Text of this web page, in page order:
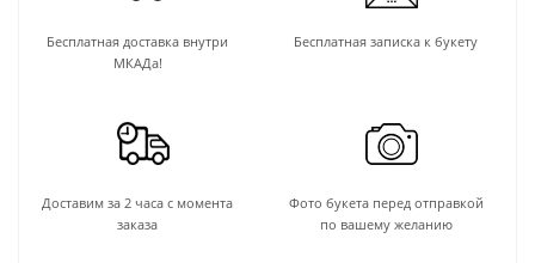
Бесплатная доставка внутри
МКАДа!
Бесплатная записка к букету
Доставим за 2 часа с момента
заказа
Фото букета перед отправкой
по вашему желанию